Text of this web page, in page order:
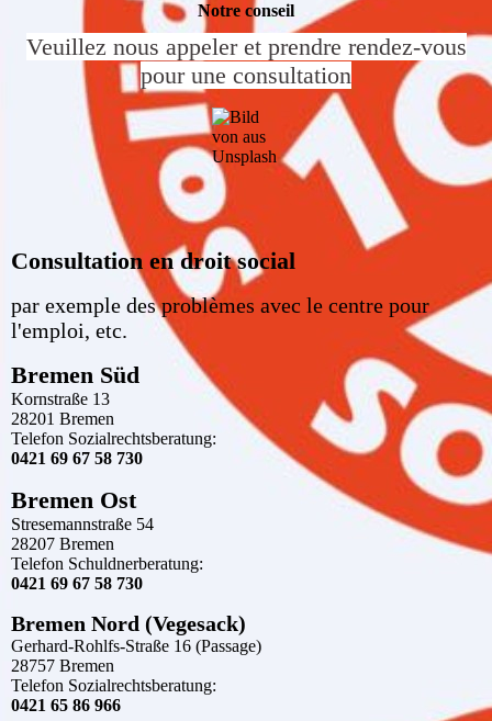
Notre conseil
Veuillez nous appeler et prendre rendez-vous
pour une consultation
Consultation en droit social
par exemple des problèmes avec le centre pour
l'emploi, etc.
Bremen Süd
Kornstraße 13
28201 Bremen
Telefon Sozialrechtsberatung:
0421 69 67 58 730
Bremen Ost
Stresemannstraße 54
28207 Bremen
Telefon Schuldnerberatung:
0421 69 67 58 730
Bremen Nord (Vegesack)
Gerhard-Rohlfs-Straße 16 (Passage)
28757 Bremen
Telefon Sozialrechtsberatung:
0421 65 86 966